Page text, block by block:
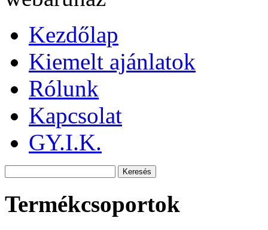
Kezdőlap
Kiemelt ajánlatok
Rólunk
Kapcsolat
GY.I.K.
Termékcsoportok